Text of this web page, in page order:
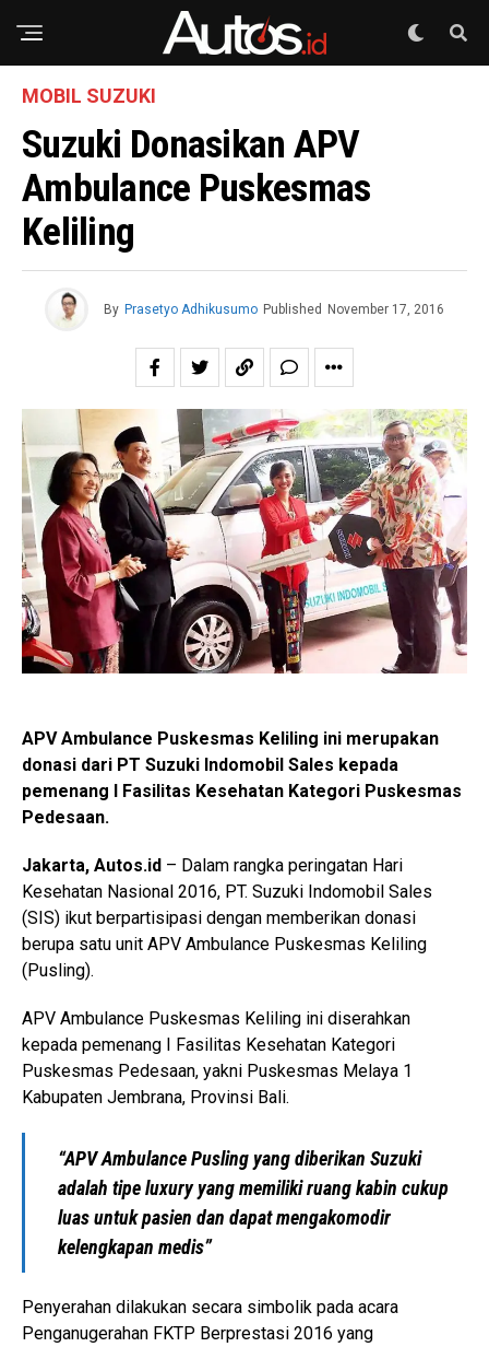
MOBIL SUZUKI
Suzuki Donasikan APV
Ambulance Puskesmas
Keliling
By Prasetyo Adhikusumo Published November 17, 2016
APV Ambulance Puskesmas Keliling ini merupakan
donasi dari PT Suzuki Indomobil Sales kepada
pemenang I Fasilitas Kesehatan Kategori Puskesmas
Pedesaan.
Jakarta, Autos.id – Dalam rangka peringatan Hari
Kesehatan Nasional 2016, PT. Suzuki Indomobil Sales
(SIS) ikut berpartisipasi dengan memberikan donasi
berupa satu unit APV Ambulance Puskesmas Keliling
(Pusling).
APV Ambulance Puskesmas Keliling ini diserahkan
kepada pemenang I Fasilitas Kesehatan Kategori
Puskesmas Pedesaan, yakni Puskesmas Melaya 1
Kabupaten Jembrana, Provinsi Bali.
“APV Ambulance Pusling yang diberikan Suzuki
adalah tipe luxury yang memiliki ruang kabin cukup
luas untuk pasien dan dapat mengakomodir
kelengkapan medis”
Penyerahan dilakukan secara simbolik pada acara
Penganugerahan FKTP Berprestasi 2016 yang